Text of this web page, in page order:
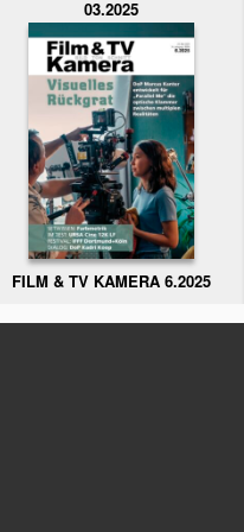
03.2025
FILM & TV KAMERA 6.2025